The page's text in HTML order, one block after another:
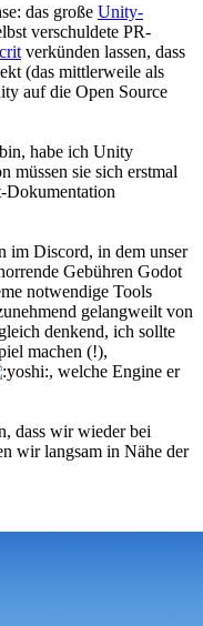
das große Unity-
verschuldete PR-
verkünden lassen, dass
(das mittlerweile als
auf die Open Source
habe ich Unity
müssen sie sich erstmal
Dokumentation
im Discord, in dem unser
Gebühren Godot
notwendige Tools
gelangweilt von
denkend, ich sollte
machen (!),
, welche Engine er
dass wir wieder bei
wir langsam in Nähe der